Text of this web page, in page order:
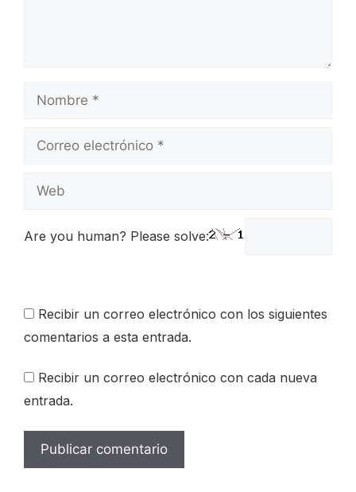
Nombre
Correo
Web
Are you human? Please solve:
Recibir un correo electrónico con los siguientes
comentarios a esta entrada.
Recibir un correo electrónico con cada nueva
entrada.